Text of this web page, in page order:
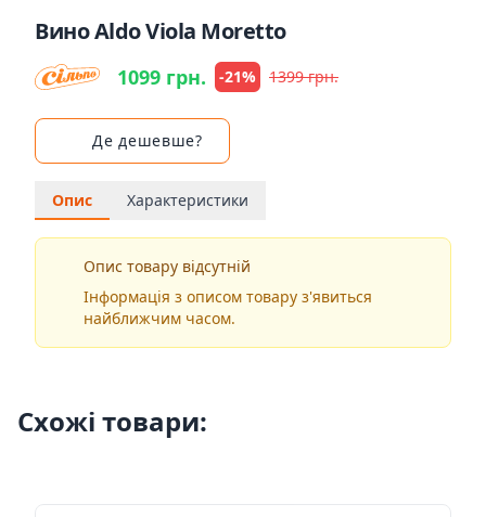
Вино Aldo Viola Moretto
1099 грн. -21% 1399 грн.
Де дешевше?
Опис Характеристики
Опис товару відсутній
Інформація з описом товару з'явиться
найближчим часом.
Схожі товари: